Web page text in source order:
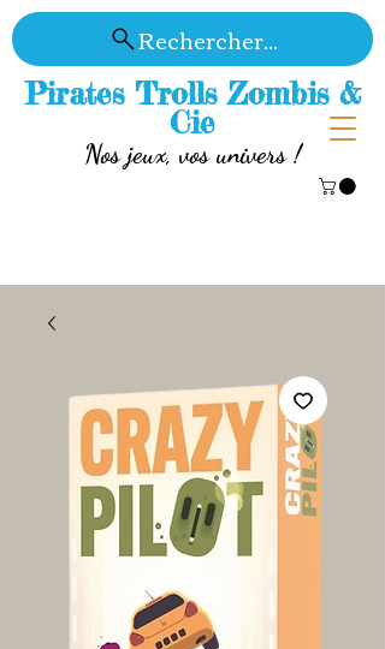
Pirates Trolls Zombis &
Cie
Nos jeux, vos univers !
Rechercher...